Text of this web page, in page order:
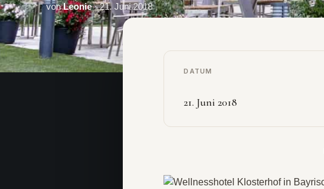
vonLeonie· 21. Juni 2018
DATUM
21. Juni 2018